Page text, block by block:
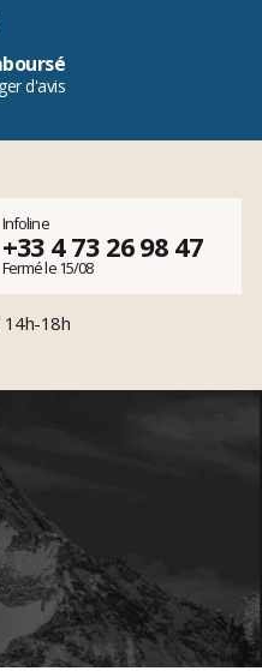
d'avis
Infoline
+33 4 73 26 98 47
Fermé le 15/08
14h-18h